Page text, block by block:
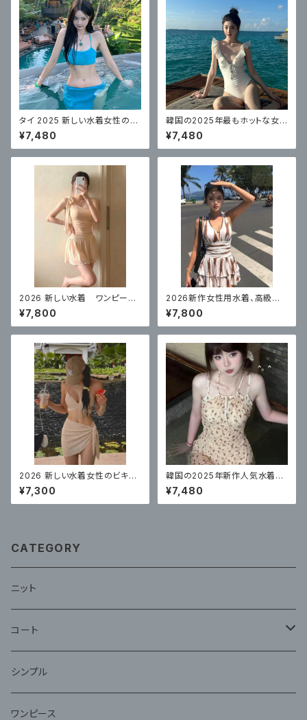
タイ 2025 新しい水着女性のソ
リッドカラーのチューブトップセ
クシーなビキニ 3 点セット
¥7,480
韓国の2025年最もホットな女
性用水着、ワンピース三角フライ
ングスリーブ
¥7,480
2026 新しい水着 ワンピース
スカートスタイルコンサバティ
ブ ハイエンド 体型カバー
¥7,800
2026新作女性用水着、高級ス
カート風ワンピース、体型カバー
¥7,800
2026 新しい水着女性のビキニ
セクシー スリーピース
¥7,300
韓国の2025年新作人気水着レ
ディースワンピーススカートスタ
イル
¥7,480
CATEGORY
ニット
コート
ファー
シンプル
ワンピース